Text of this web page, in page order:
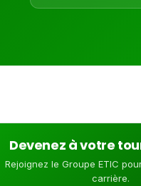
Devenez à votre
Rejoignez le Groupe ETIC
carrière.